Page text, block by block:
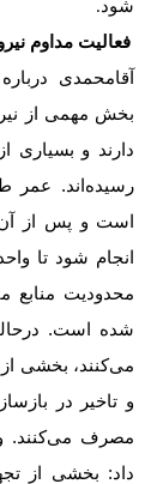
شود.
فعالیت مداوم
آقامحمدی
بخش مهمی از
دارند و بسیاری
رسیده‌اند. عمر
است و پس از آن
انجام شود تا
محدودیت منابع
شده است.
می‌کنند، بخشی
و تاخیر در
مصرف می‌کنند.
داد: بخشی از